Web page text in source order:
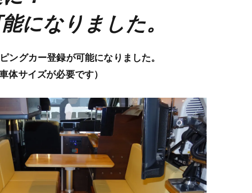
になりました。
グカー登録が可能になりました。
体サイズが必要です）